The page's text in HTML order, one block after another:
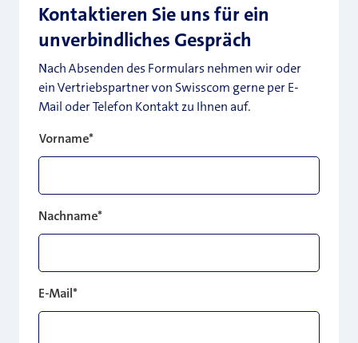
Kontaktieren Sie uns für ein
unverbindliches Gespräch
Nach Absenden des Formulars nehmen wir oder
ein Vertriebspartner von Swisscom gerne per E-
Mail oder Telefon Kontakt zu Ihnen auf.
Vorname*
Nachname*
E-Mail*